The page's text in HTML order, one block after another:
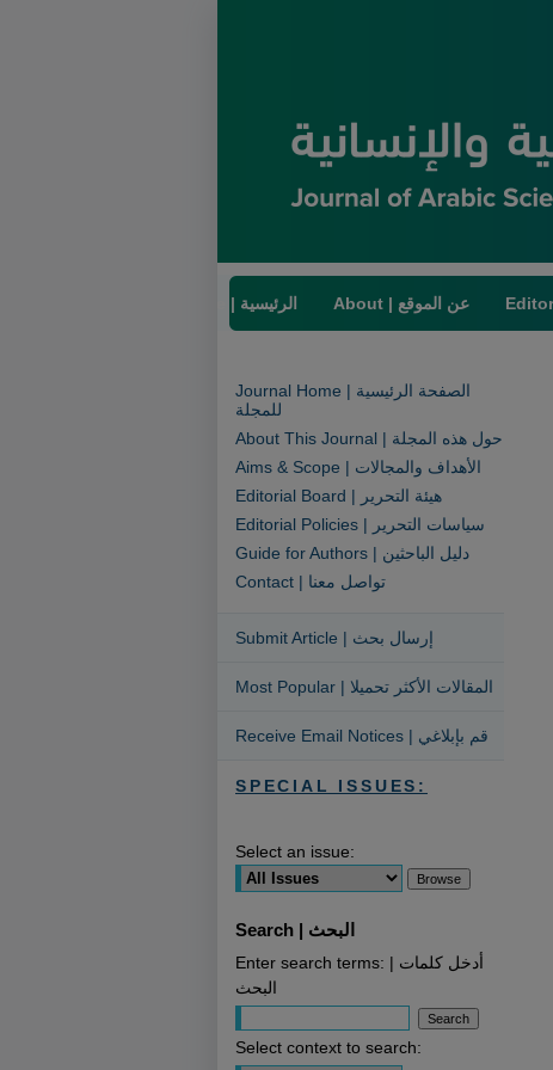
Home | الرئيسية About | عن الموقع
Journal Home | الصفحة الرئيسية
للمجلة
About This Journal | حول هذه المجلة
Aims & Scope | الأهداف والمجالات
Editorial Board | هيئة التحرير
Editorial Policies | سياسات التحرير
Guide for Authors | دليل الباحثين
Contact | تواصل معنا
Submit Article | إرسال بحث
Most Popular | المقالات الأكثر تحميلا
Receive Email Notices | قم بإبلاغي
SPECIAL ISSUES:
Select an issue:
Search | البحث
Enter search terms: | أدخل كلمات
البحث
Select context to search: